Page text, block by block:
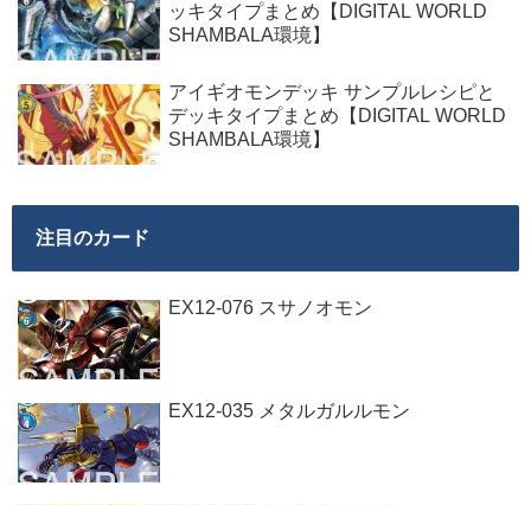
ッキタイプまとめ【DIGITAL WORLD
SHAMBALA環境】
アイギオモンデッキ サンプルレシピと
デッキタイプまとめ【DIGITAL WORLD
SHAMBALA環境】
注目のカード
EX12-076 スサノオモン
EX12-035 メタルガルルモン